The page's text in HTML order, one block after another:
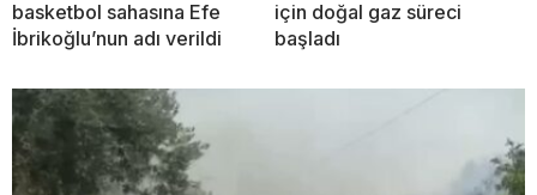
basketbol sahasına Efe
İbrikoğlu’nun adı verildi
için doğal gaz süreci
başladı